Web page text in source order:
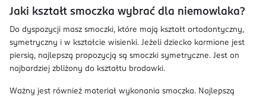
Jaki kształt smoczka wybrać dla niemowlaka?
Do dyspozycji masz smoczki, które mają kształt ortodontyczny,
symetryczny i w kształcie wisienki. Jeżeli dziecko karmione jest
piersią, najlepszą propozycją są smoczki symetryczne. Jest on
najbardziej zbliżony do kształtu brodawki.
Ważny jest również materiał wykonania smoczka. Najlepszą